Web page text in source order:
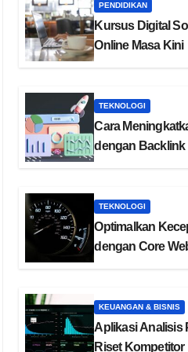
PENDIDIKAN
Kursus Digital
Online Masa Kini
TEKNOLOGI
Cara
dengan Backlink
TEKNOLOGI
Optimalkan
dengan Core
KEUANGAN & BISNIS
Aplikasi Analisis
Riset Kompetitor